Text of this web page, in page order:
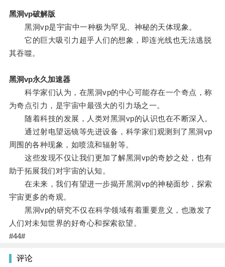
黑洞vp破解版
黑洞vp是宇宙中一种极为罕见、神秘的天体现象。
它的巨大吸引力超乎人们的想象，即连光线也无法逃脱
其吞噬。
黑洞vp永久加速器
科学家们认为，在黑洞vp的中心可能存在一个奇点，称
为奇点引力，是宇宙中最强大的引力场之一。
随着科技的发展，人类对黑洞vp的认识也在不断深入。
通过射电望远镜等先进设备，科学家们观测到了黑洞vp
周围的各种现象，如喷流和辐射等。
这些发现不仅让我们更加了解黑洞vp的奇妙之处，也有
助于拓展我们对宇宙的认知。
在未来，我们有望进一步揭开黑洞vp的神秘面纱，探索
宇宙更多的奇观。
黑洞vp的研究不仅在科学领域有着重要意义，也激发了
人们对未知世界的好奇心和探索欲望。
#44#
评论